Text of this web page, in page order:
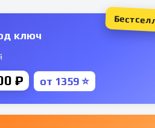
ключ
₽ от 1359 ⭐